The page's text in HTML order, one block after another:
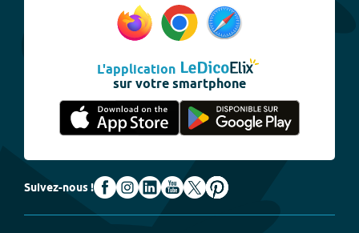
L'application
sur votre smartphone
Suivez-nous !